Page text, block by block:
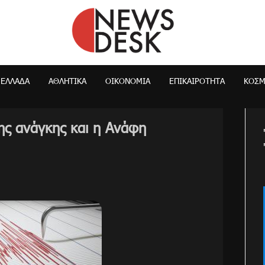
NewsDesk
ΕΛΛΆΔΑ ΑΘΛΗΤΙΚΑ ΟΙΚΟΝΟΜΊΑ ΕΠΙΚΑΙΡΌΤΗΤΑ
ανάγκης και η Ανάφη